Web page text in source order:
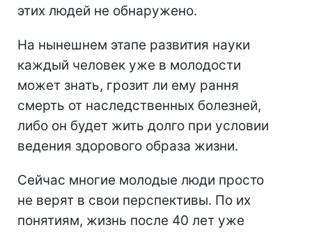
этих людей не обнаружено.
На нынешнем этапе развития науки
каждый человек уже в молодости
может знать, грозит ли ему рання
смерть от наследственных болезней,
либо он будет жить долго при условии
ведения здорового образа жизни.
Сейчас многие молодые люди просто
не верят в свои перспективы. По их
понятиям, жизнь после 40 лет уже